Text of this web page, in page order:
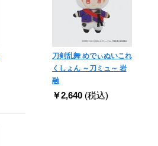
刀剣乱舞 めでぃぬいこれ
くしょん ～刀ミュ～ 岩
融
￥2,640 (税込)